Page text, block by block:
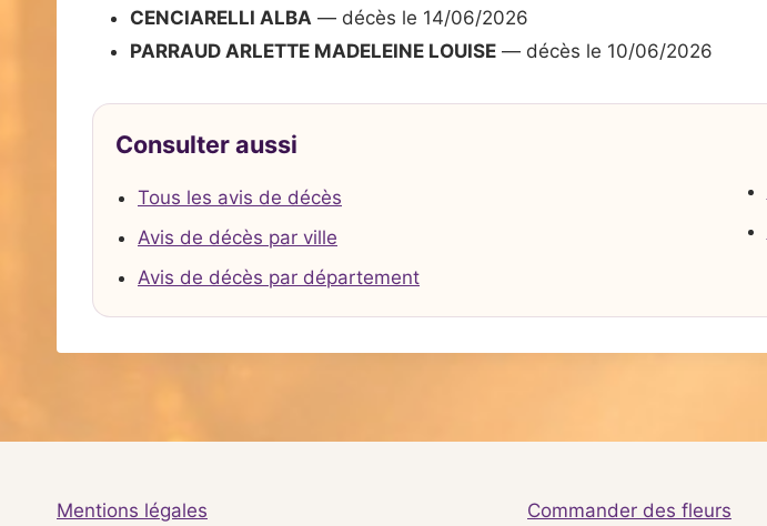
CENCIARELLI ALBA — décès le 14/06/2026
PARRAUD ARLETTE MADELEINE LOUISE — décès le 10/06/2026
Consulter aussi
Tous les avis de décès
Avis de décès par ville
Avis de décès par département
Mentions légales Commander des fleurs